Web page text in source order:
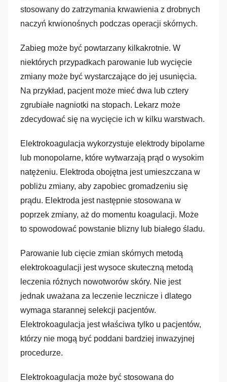
stosowany do zatrzymania krwawienia z drobnych
naczyń krwionośnych podczas operacji skórnych.
Zabieg może być powtarzany kilkakrotnie. W
niektórych przypadkach parowanie lub wycięcie
zmiany może być wystarczające do jej usunięcia.
Na przykład, pacjent może mieć dwa lub cztery
zgrubiałe nagniotki na stopach. Lekarz może
zdecydować się na wycięcie ich w kilku warstwach.
Elektrokoagulacja wykorzystuje elektrody bipolarne
lub monopolarne, które wytwarzają prąd o wysokim
natężeniu. Elektroda obojętna jest umieszczana w
pobliżu zmiany, aby zapobiec gromadzeniu się
prądu. Elektroda jest następnie stosowana w
poprzek zmiany, aż do momentu koagulacji. Może
to spowodować powstanie blizny lub białego śladu.
Parowanie lub cięcie zmian skórnych metodą
elektrokoagulacji jest wysoce skuteczną metodą
leczenia różnych nowotworów skóry. Nie jest
jednak uważana za leczenie lecznicze i dlatego
wymaga starannej selekcji pacjentów.
Elektrokoagulacja jest właściwa tylko u pacjentów,
którzy nie mogą być poddani bardziej inwazyjnej
procedurze.
Elektrokoagulacja może być stosowana do